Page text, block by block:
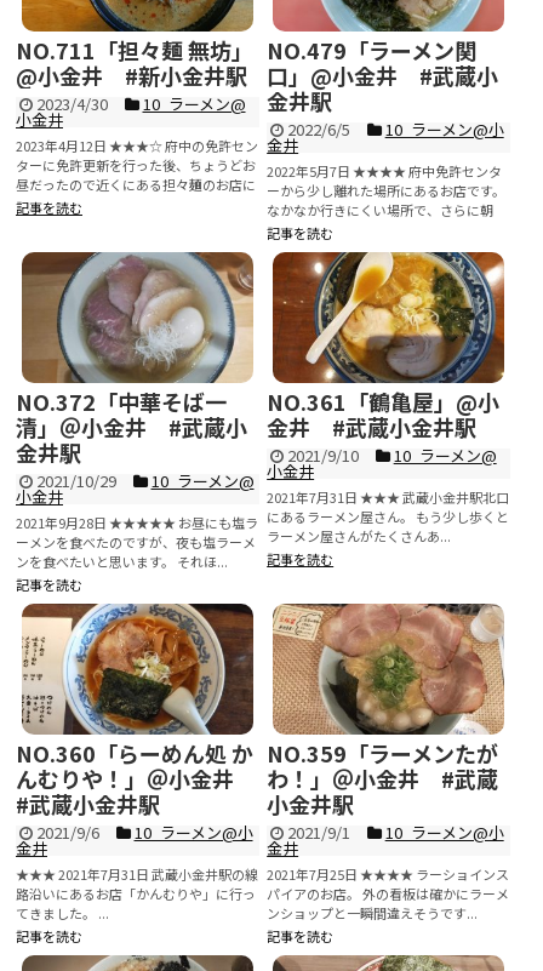
NO.711「担々麺 無坊」
@小金井 #新小金井駅
2023/4/30 10_ラーメン@
小金井
2023年4月12日 ★★★☆ 府中の免許セン
ターに免許更新を行った後、ちょうどお
昼だったので近くにある担々麺のお店に
行ってきま...
記事を読む
NO.479「ラーメン関
口」@小金井 #武蔵小
金井駅
2022/6/5 10_ラーメン@小
金井
2022年5月7日 ★★★★ 府中免許センタ
ーから少し離れた場所にあるお店です。
なかなか行きにくい場所で、さらに朝
か...
記事を読む
NO.372「中華そば一
清」＠小金井 #武蔵小
金井駅
2021/10/29 10_ラーメン@
小金井
2021年9月28日 ★★★★★ お昼にも塩ラ
ーメンを食べたのですが、夜も塩ラーメ
ンを食べたいと思います。 それほ...
記事を読む
NO.361「鶴亀屋」@小
金井 #武蔵小金井駅
2021/9/10 10_ラーメン@
小金井
2021年7月31日 ★★★ 武蔵小金井駅北口
にあるラーメン屋さん。 もう少し歩くと
ラーメン屋さんがたくさんあ...
記事を読む
NO.360「らーめん処 か
んむりや！」＠小金井
#武蔵小金井駅
2021/9/6 10_ラーメン@小
金井
★★★ 2021年7月31日 武蔵小金井駅の線
路沿いにあるお店「かんむりや」に行っ
てきました。 ...
記事を読む
NO.359「ラーメンたが
わ！」＠小金井 #武蔵
小金井駅
2021/9/1 10_ラーメン@小
金井
2021年7月25日 ★★★★ ラーショインス
パイアのお店。 外の看板は確かにラーメ
ンショップと一瞬間違えそうです...
記事を読む